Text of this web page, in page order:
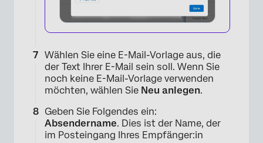
Wählen Sie eine E-Mail-Vorlage aus, die
der Text Ihrer E-Mail sein soll. Wenn Sie
noch keine E-Mail-Vorlage verwenden
möchten, wählen Sie Neu anlegen.
Geben Sie Folgendes ein:
Absendername. Dies ist der Name, der
im Posteingang Ihres Empfänger:in